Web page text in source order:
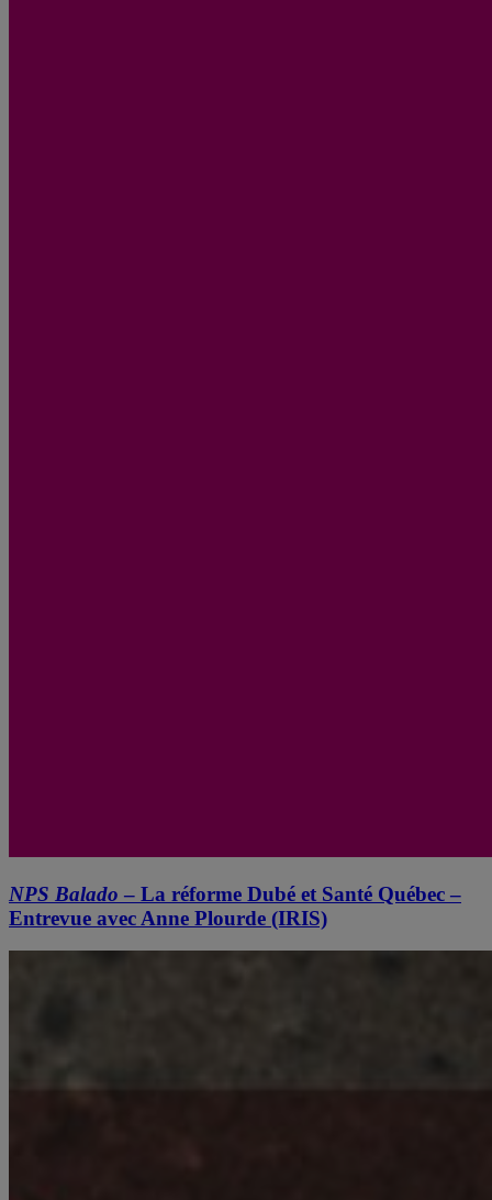
NPS Balado – La réforme Dubé et Santé Québec –
Entrevue avec Anne Plourde (IRIS)